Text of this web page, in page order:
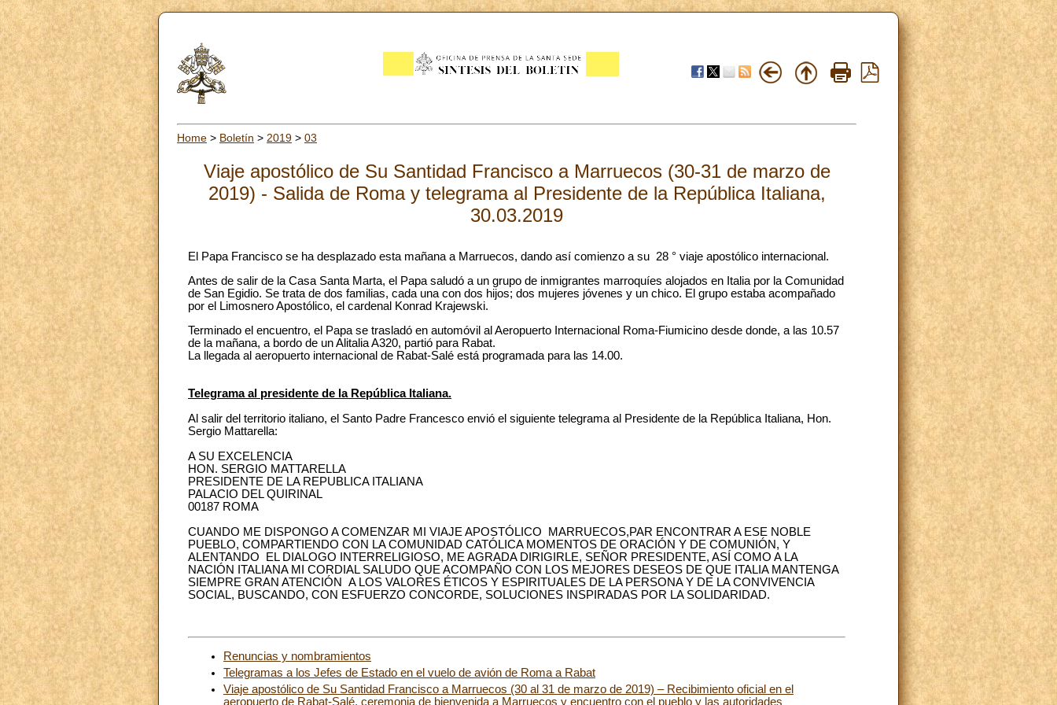
Home > Boletín > 2019 > 03
Viaje apostólico de Su Santidad Francisco a Marruecos (30-31 de marzo de
2019) - Salida de Roma y telegrama al Presidente de la República Italiana,
30.03.2019
El Papa Francisco se ha desplazado esta mañana a Marruecos, dando así comienzo a su 28 ° viaje apostólico internacional.
Antes de salir de la Casa Santa Marta, el Papa saludó a un grupo de inmigrantes marroquíes alojados en Italia por la Comunidad
de San Egidio. Se trata de dos familias, cada una con dos hijos; dos mujeres jóvenes y un chico. El grupo estaba acompañado
por el Limosnero Apostólico, el cardenal Konrad Krajewski.
Terminado el encuentro, el Papa se trasladó en automóvil al Aeropuerto Internacional Roma-Fiumicino desde donde, a las 10.57
de la mañana, a bordo de un Alitalia A320, partió para Rabat.
La llegada al aeropuerto internacional de Rabat-Salé está programada para las 14.00.
Telegrama al presidente de la República Italiana.
Al salir del territorio italiano, el Santo Padre Francesco envió el siguiente telegrama al Presidente de la República Italiana, Hon.
Sergio Mattarella:
A SU EXCELENCIA
HON. SERGIO MATTARELLA
PRESIDENTE DE LA REPUBLICA ITALIANA
PALACIO DEL QUIRINAL
00187 ROMA
CUANDO ME DISPONGO A COMENZAR MI VIAJE APOSTÓLICO MARRUECOS,PAR ENCONTRAR A ESE NOBLE
PUEBLO, COMPARTIENDO CON LA COMUNIDAD CATÓLICA MOMENTOS DE ORACIÓN Y DE COMUNIÓN, Y
ALENTANDO EL DIALOGO INTERRELIGIOSO, ME AGRADA DIRIGIRLE, SEÑOR PRESIDENTE, ASÍ COMO A LA
NACIÓN ITALIANA MI CORDIAL SALUDO QUE ACOMPAÑO CON LOS MEJORES DESEOS DE QUE ITALIA MANTENGA
SIEMPRE GRAN ATENCIÓN A LOS VALORES ÉTICOS Y ESPIRITUALES DE LA PERSONA Y DE LA CONVIVENCIA
SOCIAL, BUSCANDO, CON ESFUERZO CONCORDE, SOLUCIONES INSPIRADAS POR LA SOLIDARIDAD.
Renuncias y nombramientos
Telegramas a los Jefes de Estado en el vuelo de avión de Roma a Rabat
Viaje apostólico de Su Santidad Francisco a Marruecos (30 al 31 de marzo de 2019) – Recibimiento oficial en el
aeropuerto de Rabat-Salé, ceremonia de bienvenida a Marruecos y encuentro con el pueblo y las autoridades